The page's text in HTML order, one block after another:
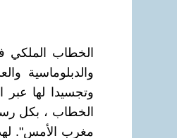
والدبلوماسية
وتجسيدا لها عبر
الخطاب ، بكل
مغرب الأمس".